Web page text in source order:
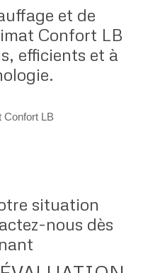
et de
Confort LB
efficients et à
Confort LB
situation
nous dès